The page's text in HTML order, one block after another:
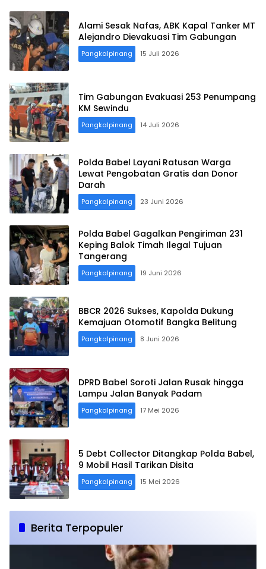
Alami Sesak Nafas, ABK Kapal Tanker MT
Alejandro Dievakuasi Tim Gabungan
Pangkalpinang 15 Juli 2026
Tim Gabungan Evakuasi 253 Penumpang
KM Sewindu
Pangkalpinang 14 Juli 2026
Polda Babel Layani Ratusan Warga
Lewat Pengobatan Gratis dan Donor
Darah
Pangkalpinang 23 Juni 2026
Polda Babel Gagalkan Pengiriman 231
Keping Balok Timah Ilegal Tujuan
Tangerang
Pangkalpinang 19 Juni 2026
BBCR 2026 Sukses, Kapolda Dukung
Kemajuan Otomotif Bangka Belitung
Pangkalpinang 8 Juni 2026
DPRD Babel Soroti Jalan Rusak hingga
Lampu Jalan Banyak Padam
Pangkalpinang 17 Mei 2026
5 Debt Collector Ditangkap Polda Babel,
9 Mobil Hasil Tarikan Disita
Pangkalpinang 15 Mei 2026
Berita Terpopuler